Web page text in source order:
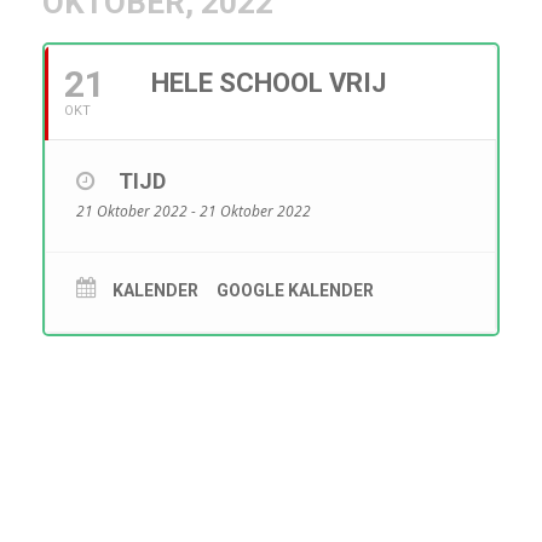
21
OKT
HELE SCHOOL VRIJ
TIJD
21 Oktober 2022 - 21 Oktober 2022
KALENDER GOOGLE KALENDER